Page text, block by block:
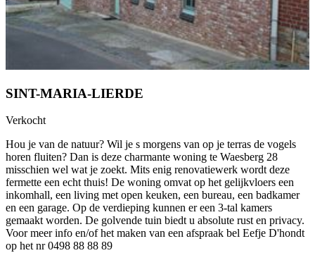
SINT-MARIA-LIERDE
Verkocht
Hou je van de natuur? Wil je s morgens van op je terras de vogels
horen fluiten? Dan is deze charmante woning te Waesberg 28
misschien wel wat je zoekt. Mits enig renovatiewerk wordt deze
fermette een echt thuis! De woning omvat op het gelijkvloers een
inkomhall, een living met open keuken, een bureau, een badkamer
en een garage. Op de verdieping kunnen er een 3-tal kamers
gemaakt worden. De golvende tuin biedt u absolute rust en privacy.
Voor meer info en/of het maken van een afspraak bel Eefje D'hondt
op het nr 0498 88 88 89